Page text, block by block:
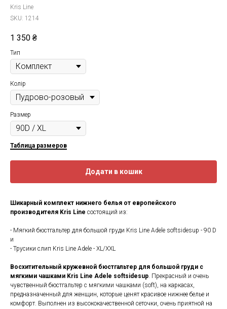
Kris Line
SKU: 1214
1 350 ₴
Тип
Колір
Размер
Таблица размеров
Додати в кошик
Шикарный комплект нижнего белья от европейского
производителя Kris Line состоящий из:
- Мягкий бюстгальтер для большой груди Kris Line Adele softsidesup - 90 D
и
- Трусики слип Kris Line Adele - XL/XXL
Восхитительный кружевной бюстгальтер для большой груди c
мягкими чашками Kris Line Adele softsidesup. Прекрасный и очень
чувственный бюстгальтер с мягкими чашками (soft), на каркасах,
предназначенный для женщин, которые ценят красивое нижнее белье и
комфорт. Выполнен из высококачественной сеточки, очень приятной на